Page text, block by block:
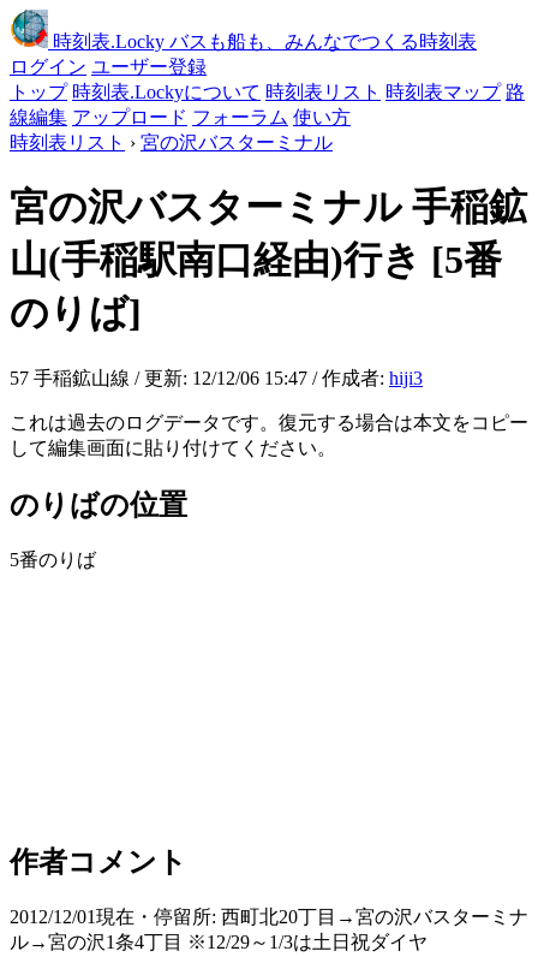
時刻表.Locky バスも船も、みんなでつくる時刻表
ログイン ユーザー登録
トップ 時刻表.Lockyについて 時刻表リスト 時刻表マップ 路
線編集 アップロード フォーラム 使い方
時刻表リスト › 宮の沢バスターミナル
宮の沢バスターミナル手稲鉱
山(手稲駅南口経由)行き [5番
のりば]
57 手稲鉱山線 / 更新: 12/12/06 15:47 / 作成者: hiji3
これは過去のログデータです。復元する場合は本文をコピー
して編集画面に貼り付けてください。
のりばの位置
5番のりば
作者コメント
2012/12/01現在・停留所: 西町北20丁目→宮の沢バスターミナ
ル→宮の沢1条4丁目 ※12/29～1/3は土日祝ダイヤ